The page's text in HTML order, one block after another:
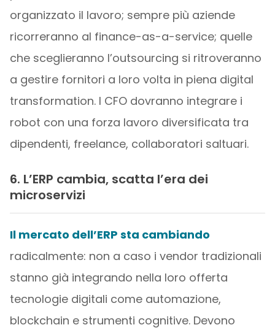
organizzato il lavoro; sempre più aziende
ricorreranno al finance-as-a-service; quelle
che sceglieranno l’outsourcing si ritroveranno
a gestire fornitori a loro volta in piena digital
transformation. I CFO dovranno integrare i
robot con una forza lavoro diversificata tra
dipendenti, freelance, collaboratori saltuari.
6. L’ERP cambia, scatta l’era dei
microservizi
Il mercato dell’ERP sta cambiando
radicalmente: non a caso i vendor tradizionali
stanno già integrando nella loro offerta
tecnologie digitali come automazione,
blockchain e strumenti cognitive. Devono